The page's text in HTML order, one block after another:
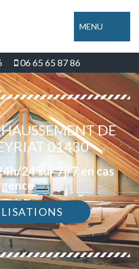
MENU
06 65 65 87 86
DE
01430
24 sur 7j/7 en cas